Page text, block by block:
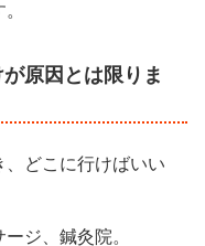
原因とは限りま
どこに行けばいい
ジ、鍼灸院。